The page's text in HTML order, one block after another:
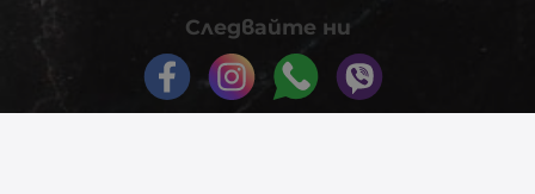
Следвайте ни